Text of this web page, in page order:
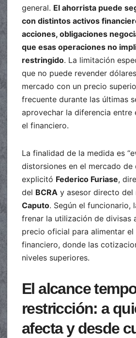
general. El ahorrista puede
con distintos activos
acciones, obligaciones
que esas operaciones no
restringido. La limitación
que no puede revender
mercado con un precio
frecuente durante las últimas
aprovechar la diferencia
el financiero.
La finalidad de la medida es
distorsiones en el mercado de
explicitó Federico Furiase,
del BCRA y asesor directo del
Caputo. Según el funcionario,
frenar la utilización de divisas
precio oficial para alimentar el
financiero, donde las
niveles superiores.
El alcance
restricción: a
afecta y desde